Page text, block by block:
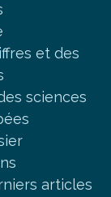
et des
sciences
articles